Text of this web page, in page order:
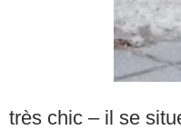
très chic – il se